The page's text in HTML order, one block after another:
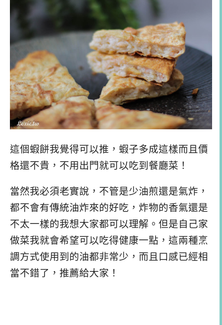
這個蝦餅我覺得可以推，蝦子多成這樣而且價
格還不貴，不用出門就可以吃到餐廳菜！
當然我必須老實說，不管是少油煎還是氣炸，
都不會有傳統油炸來的好吃，炸物的香氣還是
不太一樣的我想大家都可以理解。但是自己家
做菜我就會希望可以吃得健康一點，這兩種烹
調方式使用到的油都非常少，而且口感已經相
當不錯了，推薦給大家！